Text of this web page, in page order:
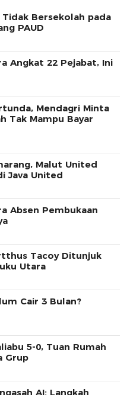
Bersekolah pada
PAUD
Angkat 22 Pejabat, Ini
Mendagri Minta
Tak Mampu Bayar
Malut United
Java United
Absen Pembukaan
Tacoy Ditunjuk
Utara
Cair 3 Bulan?
5-0, Tuan Rumah
Grup
AI: Langkah